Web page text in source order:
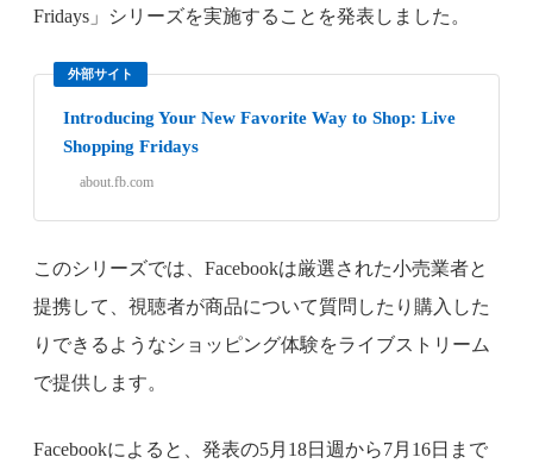
Fridays」シリーズを実施することを発表しました。
外部サイト
Introducing Your New Favorite Way to Shop: Live
Shopping Fridays
about.fb.com
このシリーズでは、Facebookは厳選された小売業者と
提携して、視聴者が商品について質問したり購入した
りできるようなショッピング体験をライブストリーム
で提供します。
Facebookによると、発表の5月18日週から7月16日まで